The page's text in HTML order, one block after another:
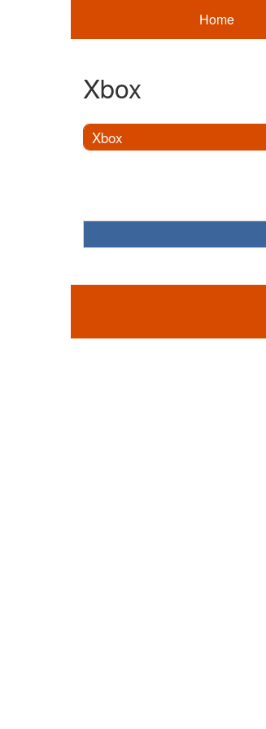
Home
Xbox
Xbox